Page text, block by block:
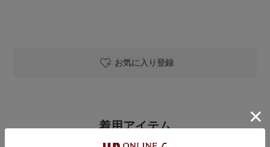
広めの袖口で風通しも抜群。
軽くシャカっとした生地感です♢
お気に入り登録
着用アイテム